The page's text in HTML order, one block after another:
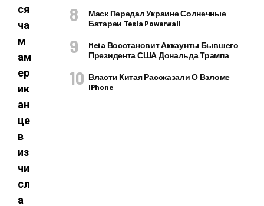
ся
ча
м
ам
ер
ик
ан
це
в
из
чи
сл
а
Маск Передал Украине Солнечные
Батареи Tesla Powerwall
Meta Восстановит Аккаунты Бывшего
Президента США Дональда Трампа
Власти Китая Рассказали О Взломе
IPhone